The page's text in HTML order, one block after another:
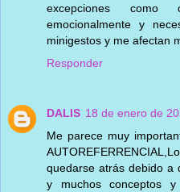
excepciones
emocionalmente y
minigestos y me afectan
Responder
DALIS 18 de enero de
Me parece muy
quedarse atrás debido a
y muchos conceptos